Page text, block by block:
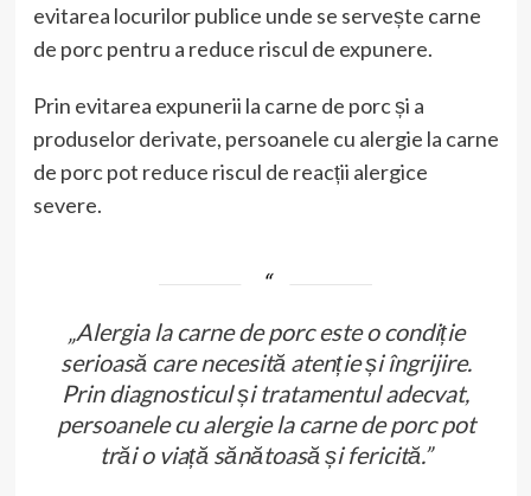
evitarea locurilor publice unde se servește carne
de porc pentru a reduce riscul de expunere.
Prin evitarea expunerii la carne de porc și a
produselor derivate, persoanele cu alergie la carne
de porc pot reduce riscul de reacții alergice
severe.
„Alergia la carne de porc este o condiție
serioasă care necesită atenție și îngrijire.
Prin diagnosticul și tratamentul adecvat,
persoanele cu alergie la carne de porc pot
trăi o viață sănătoasă și fericită.”